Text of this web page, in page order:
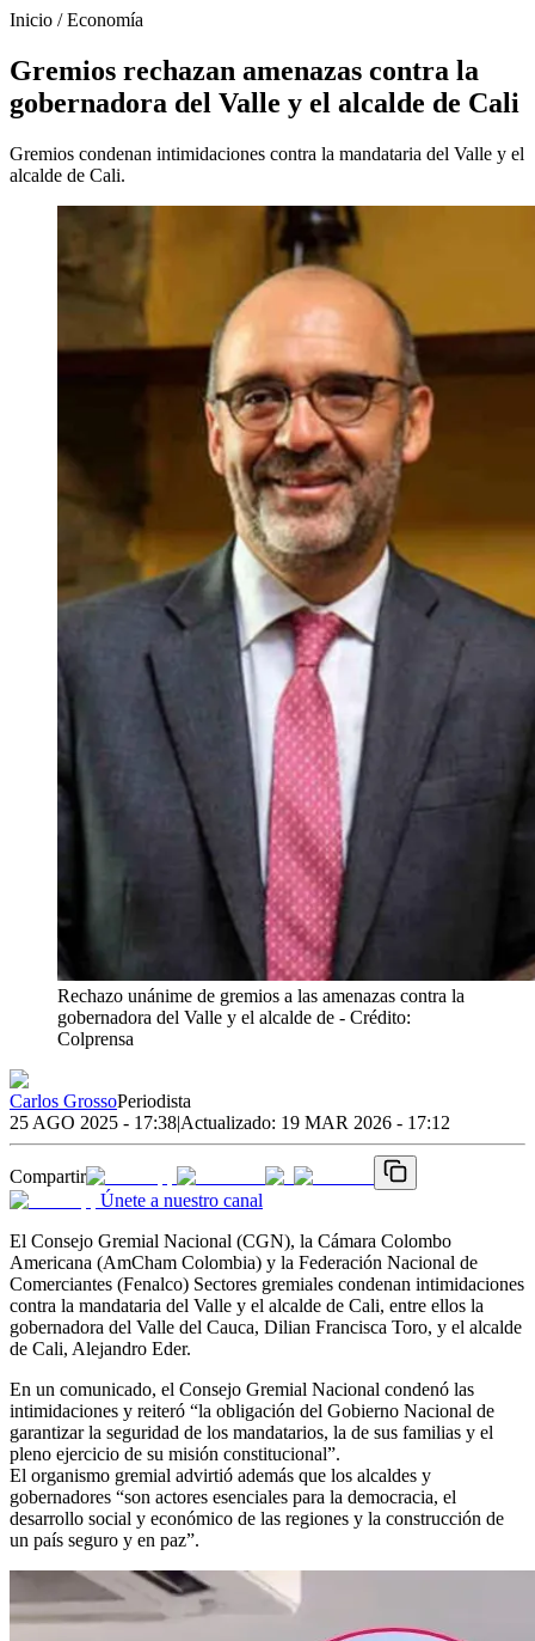
Inicio /Economía
Gremios rechazan amenazas contra la
gobernadora del Valle y el alcalde de Cali
Gremios condenan intimidaciones contra la mandataria del Valle y el
alcalde de Cali.
Rechazo unánime de gremios a las amenazas contra la
gobernadora del Valle y el alcalde de - Crédito:
Colprensa
Carlos GrossoPeriodista
25 AGO 2025 - 17:38|Actualizado: 19 MAR 2026 - 17:12
Compartir
Únete a nuestro canal
El Consejo Gremial Nacional (CGN), la Cámara Colombo
Americana (AmCham Colombia) y la Federación Nacional de
Comerciantes (Fenalco) Sectores gremiales condenan intimidaciones
contra la mandataria del Valle y el alcalde de Cali, entre ellos la
gobernadora del Valle del Cauca, Dilian Francisca Toro, y el alcalde
de Cali, Alejandro Eder.
En un comunicado, el Consejo Gremial Nacional condenó las
intimidaciones y reiteró “la obligación del Gobierno Nacional de
garantizar la seguridad de los mandatarios, la de sus familias y el
pleno ejercicio de su misión constitucional”.
El organismo gremial advirtió además que los alcaldes y
gobernadores “son actores esenciales para la democracia, el
desarrollo social y económico de las regiones y la construcción de
un país seguro y en paz”.